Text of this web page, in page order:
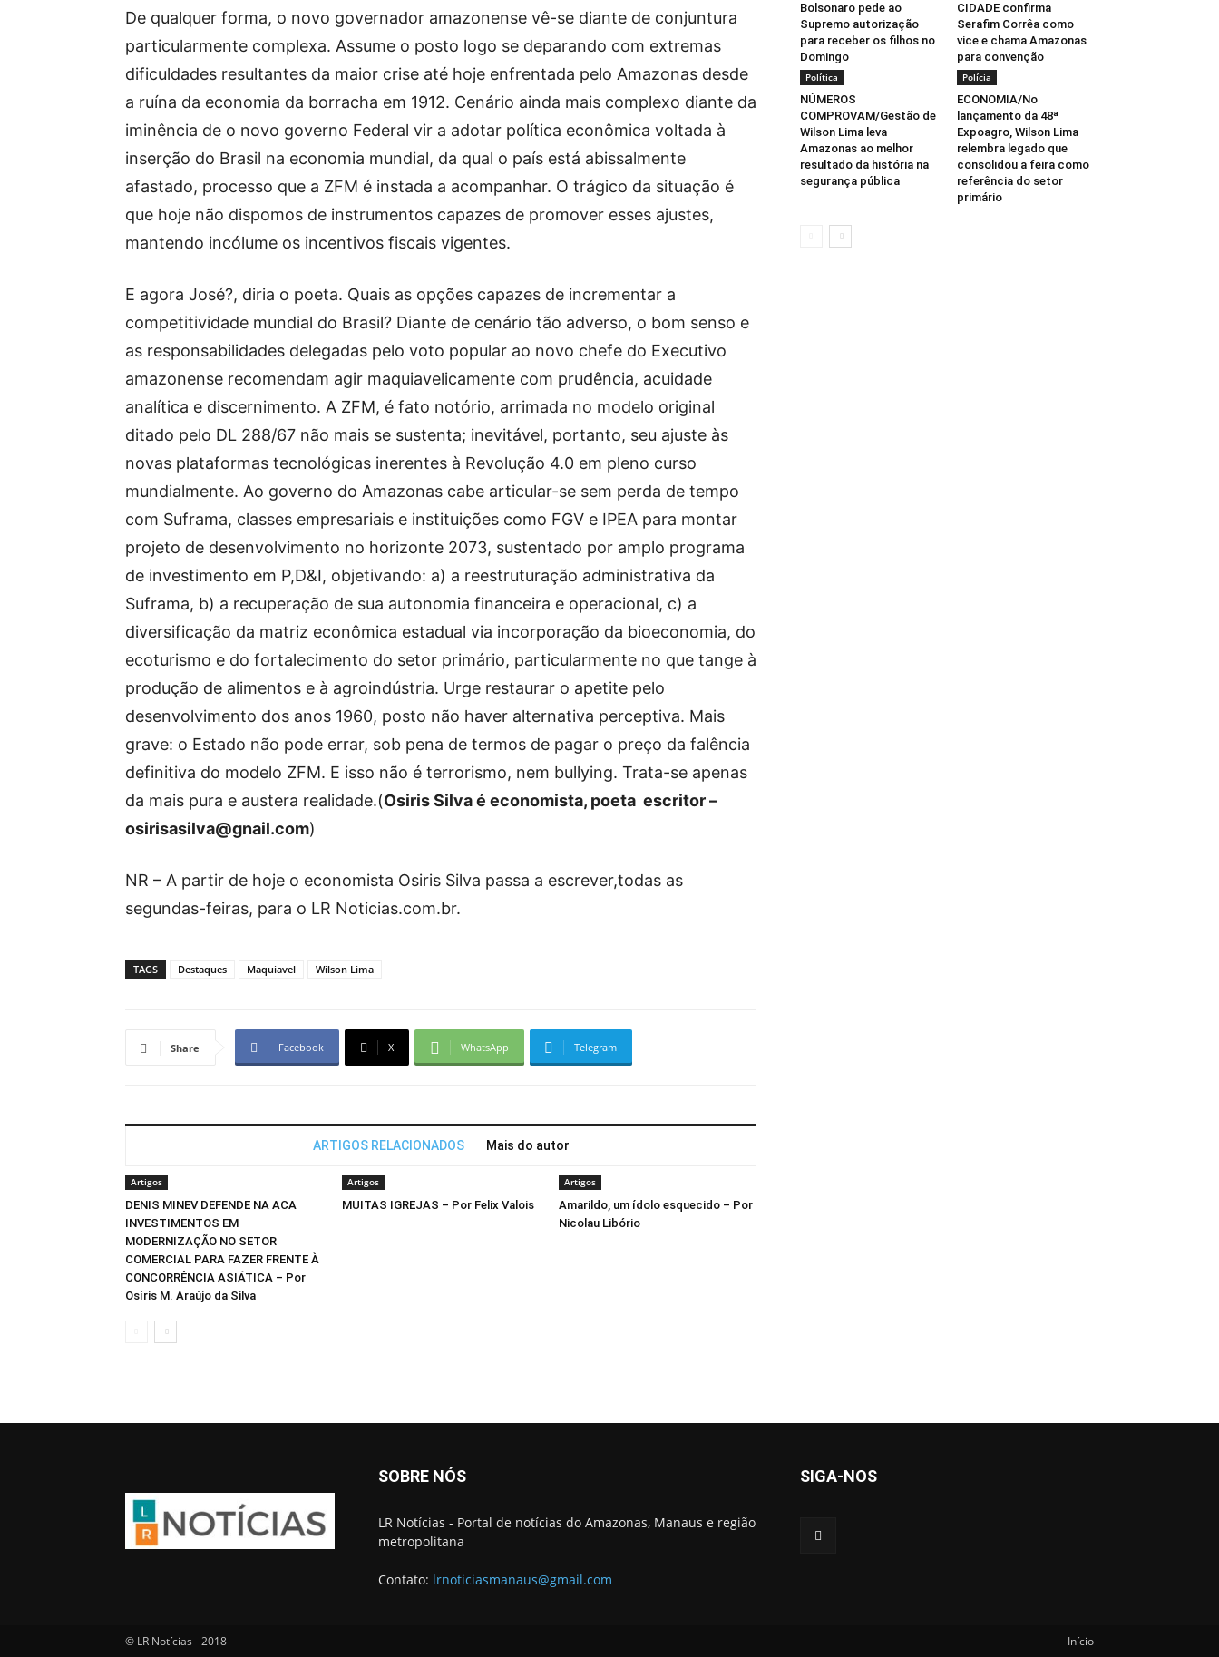
De qualquer forma, o novo governador amazonense vê-se diante de conjuntura
particularmente complexa. Assume o posto logo se deparando com extremas
dificuldades resultantes da maior crise até hoje enfrentada pelo Amazonas desde
a ruína da economia da borracha em 1912. Cenário ainda mais complexo diante da
iminência de o novo governo Federal vir a adotar política econômica voltada à
inserção do Brasil na economia mundial, da qual o país está abissalmente
afastado, processo que a ZFM é instada a acompanhar. O trágico da situação é
que hoje não dispomos de instrumentos capazes de promover esses ajustes,
mantendo incólume os incentivos fiscais vigentes.
E agora José?, diria o poeta. Quais as opções capazes de incrementar a
competitividade mundial do Brasil? Diante de cenário tão adverso, o bom senso e
as responsabilidades delegadas pelo voto popular ao novo chefe do Executivo
amazonense recomendam agir maquiavelicamente com prudência, acuidade
analítica e discernimento. A ZFM, é fato notório, arrimada no modelo original
ditado pelo DL 288/67 não mais se sustenta; inevitável, portanto, seu ajuste às
novas plataformas tecnológicas inerentes à Revolução 4.0 em pleno curso
mundialmente. Ao governo do Amazonas cabe articular-se sem perda de tempo
com Suframa, classes empresariais e instituições como FGV e IPEA para montar
projeto de desenvolvimento no horizonte 2073, sustentado por amplo programa
de investimento em P,D&I, objetivando: a) a reestruturação administrativa da
Suframa, b) a recuperação de sua autonomia financeira e operacional, c) a
diversificação da matriz econômica estadual via incorporação da bioeconomia, do
ecoturismo e do fortalecimento do setor primário, particularmente no que tange à
produção de alimentos e à agroindústria. Urge restaurar o apetite pelo
desenvolvimento dos anos 1960, posto não haver alternativa perceptiva. Mais
grave: o Estado não pode errar, sob pena de termos de pagar o preço da falência
definitiva do modelo ZFM. E isso não é terrorismo, nem bullying. Trata-se apenas
da mais pura e austera realidade.(Osiris Silva é economista, poeta escritor –
osirisasilva@gnail.com)
NR – A partir de hoje o economista Osiris Silva passa a escrever,todas as
segundas-feiras, para o LR Noticias.com.br.
TAGS Destaques Maquiavel Wilson Lima
Share Facebook X WhatsApp Telegram
ARTIGOS RELACIONADOS Mais do autor
Artigos
DENIS MINEV DEFENDE NA ACA
INVESTIMENTOS EM
MODERNIZAÇÃO NO SETOR
COMERCIAL PARA FAZER FRENTE À
CONCORRÊNCIA ASIÁTICA – Por
Osíris M. Araújo da Silva
Artigos
MUITAS IGREJAS – Por Felix Valois
Artigos
Amarildo, um ídolo esquecido – Por
Nicolau Libório
Bolsonaro pede ao
Supremo autorização
para receber os filhos no
Domingo
CIDADE confirma
Serafim Corrêa como
vice e chama Amazonas
para convenção
Política
NÚMEROS
COMPROVAM/Gestão de
Wilson Lima leva
Amazonas ao melhor
resultado da história na
segurança pública
Polícia
ECONOMIA/No
lançamento da 48ª
Expoagro, Wilson Lima
relembra legado que
consolidou a feira como
referência do setor
primário
SOBRE NÓS
LR Notícias - Portal de notícias do Amazonas, Manaus e região
metropolitana
Contato: lrnoticiasmanaus@gmail.com
SIGA-NOS
Início
© LR Notícias - 2018